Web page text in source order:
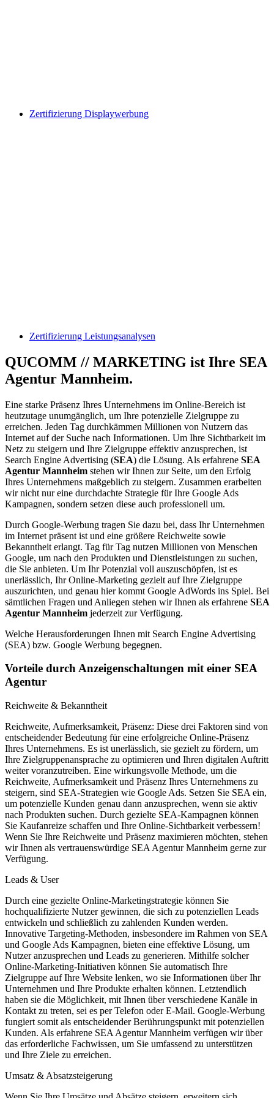
Zertifizierung Displaywerbung
Zertifizierung Leistungsanalysen
QUCOMM // MARKETING ist Ihre SEA
Agentur Mannheim.
Eine starke Präsenz Ihres Unternehmens im Online-Bereich ist
heutzutage unumgänglich, um Ihre potenzielle Zielgruppe zu
erreichen. Jeden Tag durchkämmen Millionen von Nutzern das
Internet auf der Suche nach Informationen. Um Ihre Sichtbarkeit im
Netz zu steigern und Ihre Zielgruppe effektiv anzusprechen, ist
Search Engine Advertising (SEA) die Lösung. Als erfahrene SEA
Agentur Mannheim stehen wir Ihnen zur Seite, um den Erfolg
Ihres Unternehmens maßgeblich zu steigern. Zusammen erarbeiten
wir nicht nur eine durchdachte Strategie für Ihre Google Ads
Kampagnen, sondern setzen diese auch professionell um.
Durch Google-Werbung tragen Sie dazu bei, dass Ihr Unternehmen
im Internet präsent ist und eine größere Reichweite sowie
Bekanntheit erlangt. Tag für Tag nutzen Millionen von Menschen
Google, um nach den Produkten und Dienstleistungen zu suchen,
die Sie anbieten. Um Ihr Potenzial voll auszuschöpfen, ist es
unerlässlich, Ihr Online-Marketing gezielt auf Ihre Zielgruppe
auszurichten, und genau hier kommt Google AdWords ins Spiel. Bei
sämtlichen Fragen und Anliegen stehen wir Ihnen als erfahrene SEA
Agentur Mannheim jederzeit zur Verfügung.
Welche Heraus­forderungen Ihnen mit Search Engine Advertising
(SEA) bzw. Google Werbung begegnen.
Vorteile durch Anzeigenschaltungen mit einer SEA
Agentur
Reichweite & Bekanntheit
Reichweite, Aufmerksamkeit, Präsenz: Diese drei Faktoren sind von
entscheidender Bedeutung für eine erfolgreiche Online-Präsenz
Ihres Unternehmens. Es ist unerlässlich, sie gezielt zu fördern, um
Ihre Zielgruppenansprache zu optimieren und Ihren digitalen Auftritt
weiter voranzutreiben. Eine wirkungsvolle Methode, um die
Reichweite, Aufmerksamkeit und Präsenz Ihres Unternehmens zu
steigern, sind SEA-Strategien wie Google Ads. Setzen Sie SEA ein,
um potenzielle Kunden genau dann anzusprechen, wenn sie aktiv
nach Produkten suchen. Durch gezielte SEA-Kampagnen können
Sie Kaufanreize schaffen und Ihre Online-Sichtbarkeit verbessern!
Wenn Sie Ihre Reichweite und Präsenz maximieren möchten, stehen
wir Ihnen als vertrauenswürdige SEA Agentur Mannheim gerne zur
Verfügung.
Leads & User
Durch eine gezielte Online-Marketingstrategie können Sie
hochqualifizierte Nutzer gewinnen, die sich zu potenziellen Leads
entwickeln und schließlich zu zahlenden Kunden werden.
Innovative Targeting-Methoden, insbesondere im Rahmen von SEA
und Google Ads Kampagnen, bieten eine effektive Lösung, um
Nutzer anzusprechen und Leads zu generieren. Mithilfe solcher
Online-Marketing-Initiativen können Sie automatisch Ihre
Zielgruppe auf Ihre Website lenken, wo sie Informationen über Ihr
Unternehmen und Ihre Produkte erhalten können. Letztendlich
haben sie die Möglichkeit, mit Ihnen über verschiedene Kanäle in
Kontakt zu treten, sei es per Telefon oder E-Mail. Google-Werbung
fungiert somit als entscheidender Berührungspunkt mit potenziellen
Kunden. Als erfahrene SEA Agentur Mannheim verfügen wir über
das erforderliche Fachwissen, um Sie umfassend zu unterstützen
und Ihre Ziele zu erreichen.
Umsatz & Absatzsteigerung